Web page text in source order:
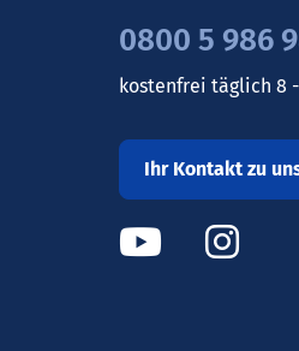
0800 5 986
kostenfrei täglich 8
Ihr Kontakt zu